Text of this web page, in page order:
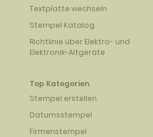
Textplatte wechseln
Stempel Katalog
Richtlinie über Elektro- und
Elektronik-Altgeräte
Top Kategorien
Stempel erstellen
Datumsstempel
Firmenstempel